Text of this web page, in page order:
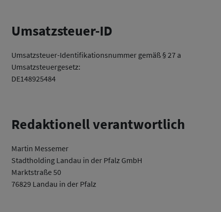
Umsatzsteuer-ID
Umsatzsteuer-Identifikationsnummer gemäß § 27 a
Umsatzsteuergesetz:
DE148925484
Redaktionell verantwortlich
Martin Messemer
Stadtholding Landau in der Pfalz GmbH
Marktstraße 50
76829 Landau in der Pfalz